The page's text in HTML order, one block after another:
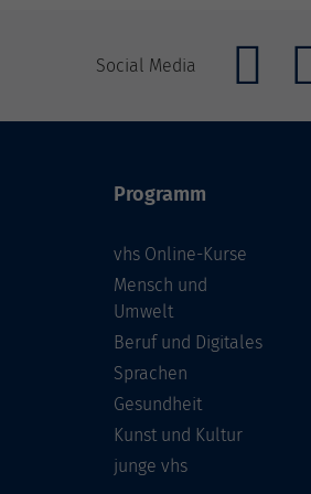
Social Media
Programm
vhs Online-Kurse
Mensch und
Umwelt
Beruf und Digitales
Sprachen
Gesundheit
Kunst und Kultur
junge vhs